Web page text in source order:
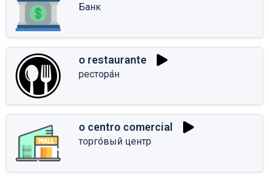
Банк
o restaurante
рестора́н
o centro comercial
торго́вый центр